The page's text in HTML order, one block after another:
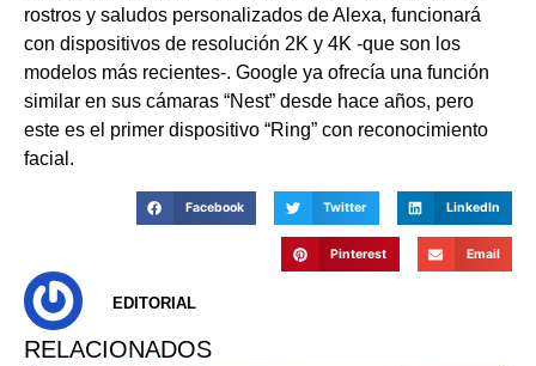
rostros y saludos personalizados de Alexa, funcionará
con dispositivos de resolución 2K y 4K -que son los
modelos más recientes-. Google ya ofrecía una función
similar en sus cámaras “Nest” desde hace años, pero
este es el primer dispositivo “Ring” con reconocimiento
facial.
Facebook Twitter LinkedIn
Pinterest Email
EDITORIAL
RELACIONADOS